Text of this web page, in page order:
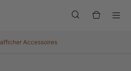
Accessoires